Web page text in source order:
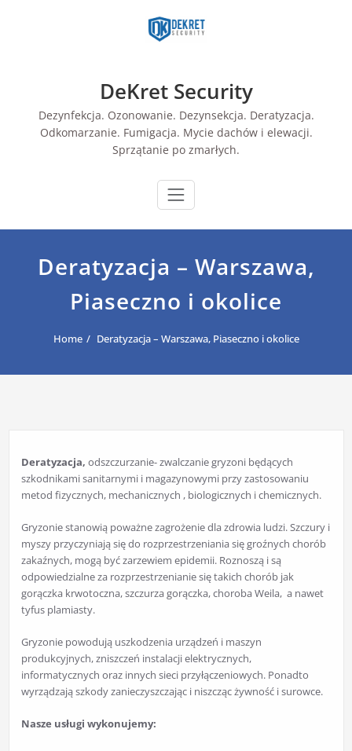
DeKret Security
Dezynfekcja. Ozonowanie. Dezynsekcja. Deratyzacja.
Odkomarzanie. Fumigacja. Mycie dachów i elewacji.
Sprzątanie po zmarłych.
Deratyzacja – Warszawa,
Piaseczno i okolice
Home Deratyzacja – Warszawa, Piaseczno i okolice
Deratyzacja, odszczurzanie- zwalczanie gryzoni będących
szkodnikami sanitarnymi i magazynowymi przy zastosowaniu
metod fizycznych, mechanicznych , biologicznych i chemicznych.
Gryzonie stanowią poważne zagrożenie dla zdrowia ludzi. Szczury i
myszy przyczyniają się do rozprzestrzeniania się groźnych chorób
zakaźnych, mogą być zarzewiem epidemii. Roznoszą i są
odpowiedzialne za rozprzestrzenianie się takich chorób jak
gorączka krwotoczna, szczurza gorączka, choroba Weila, a nawet
tyfus plamiasty.
Gryzonie powodują uszkodzenia urządzeń i maszyn
produkcyjnych, zniszczeń instalacji elektrycznych,
informatycznych oraz innych sieci przyłączeniowych. Ponadto
wyrządzają szkody zanieczyszczając i niszcząc żywność i surowce.
Nasze usługi wykonujemy: